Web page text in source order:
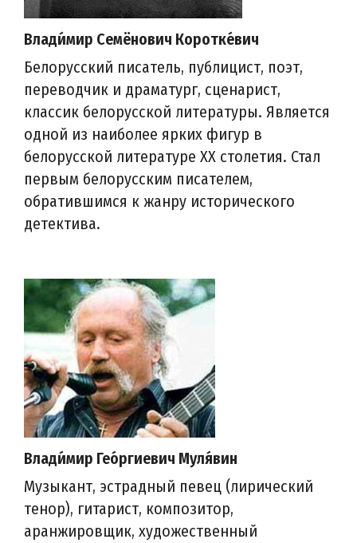
Влади́мир Семёнович Коротке́вич
Белорусский писатель, публицист, поэт,
переводчик и драматург, сценарист,
классик белорусской литературы. Является
одной из наиболее ярких фигур в
белорусской литературе XX столетия. Стал
первым белорусским писателем,
обратившимся к жанру исторического
детектива.
Влади́мир Гео́ргиевич Муля́вин
Музыкант, эстрадный певец (лирический
тенор), гитарист, композитор,
аранжировщик, художественный